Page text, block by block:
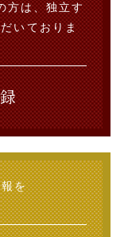
方は、独立す
いておりま
を